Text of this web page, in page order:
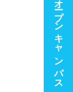
オープンキャンパス